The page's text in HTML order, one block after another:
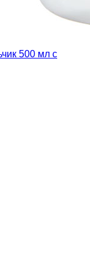
500 мл с